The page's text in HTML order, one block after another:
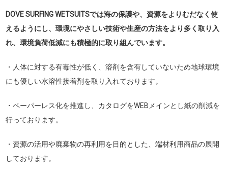
DOVE SURFING WETSUITSでは海の保護や、資源をよりむだなく使
えるようにし、環境にやさしい技術や生産の方法をより多く取り入
れ、環境負荷低減にも積極的に取り組んでいます。
・人体に対する有毒性が低く、溶剤を含有していないため地球環境
にも優しい水溶性接着剤を取り入れております。
・ペーパーレス化を推進し、カタログをWEBメインとし紙の削減を
行っております。
・資源の活用や廃棄物の再利用を目的とした、端材利用商品の展開
しております。